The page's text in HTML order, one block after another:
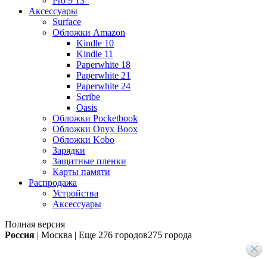
Аксессуары
Surface
Обложки Amazon
Kindle 10
Kindle 11
Paperwhite 18
Paperwhite 21
Paperwhite 24
Scribe
Oasis
Обложки Pocketbook
Обложки Onyx Boox
Обложки Kobo
Зарядки
Защитные пленки
Карты памяти
Распродажа
Устройства
Аксессуары
Полная версия
Россия | Москва | Еще 276 городов275 города